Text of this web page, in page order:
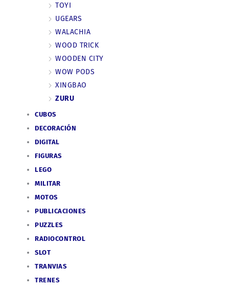
TOYI
UGEARS
WALACHIA
WOOD TRICK
WOODEN CITY
WOW PODS
XINGBAO
ZURU
CUBOS
DECORACIÓN
DIGITAL
FIGURAS
LEGO
MILITAR
MOTOS
PUBLICACIONES
PUZZLES
RADIOCONTROL
SLOT
TRANVIAS
TRENES